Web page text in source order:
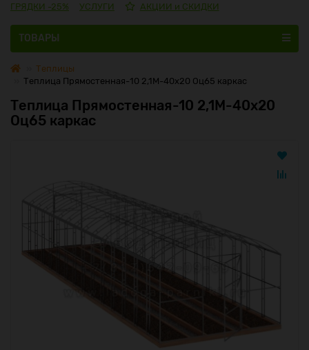
ГРЯДКИ -25%
УСЛУГИ АКЦИИ и СКИДКИ
ТОВАРЫ
Теплицы
Теплица Прямостенная-10 2,1М-40х20 Оц65 каркас
Теплица Прямостенная-10 2,1М-40х20
Оц65 каркас